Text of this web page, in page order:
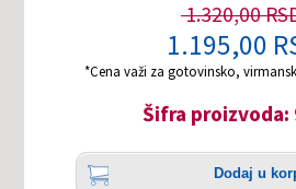
1.320,00
1.195,00
*Cena važi za gotovinsko,
Šifra proizvoda:
Količina
Dodaj
Dodaj u